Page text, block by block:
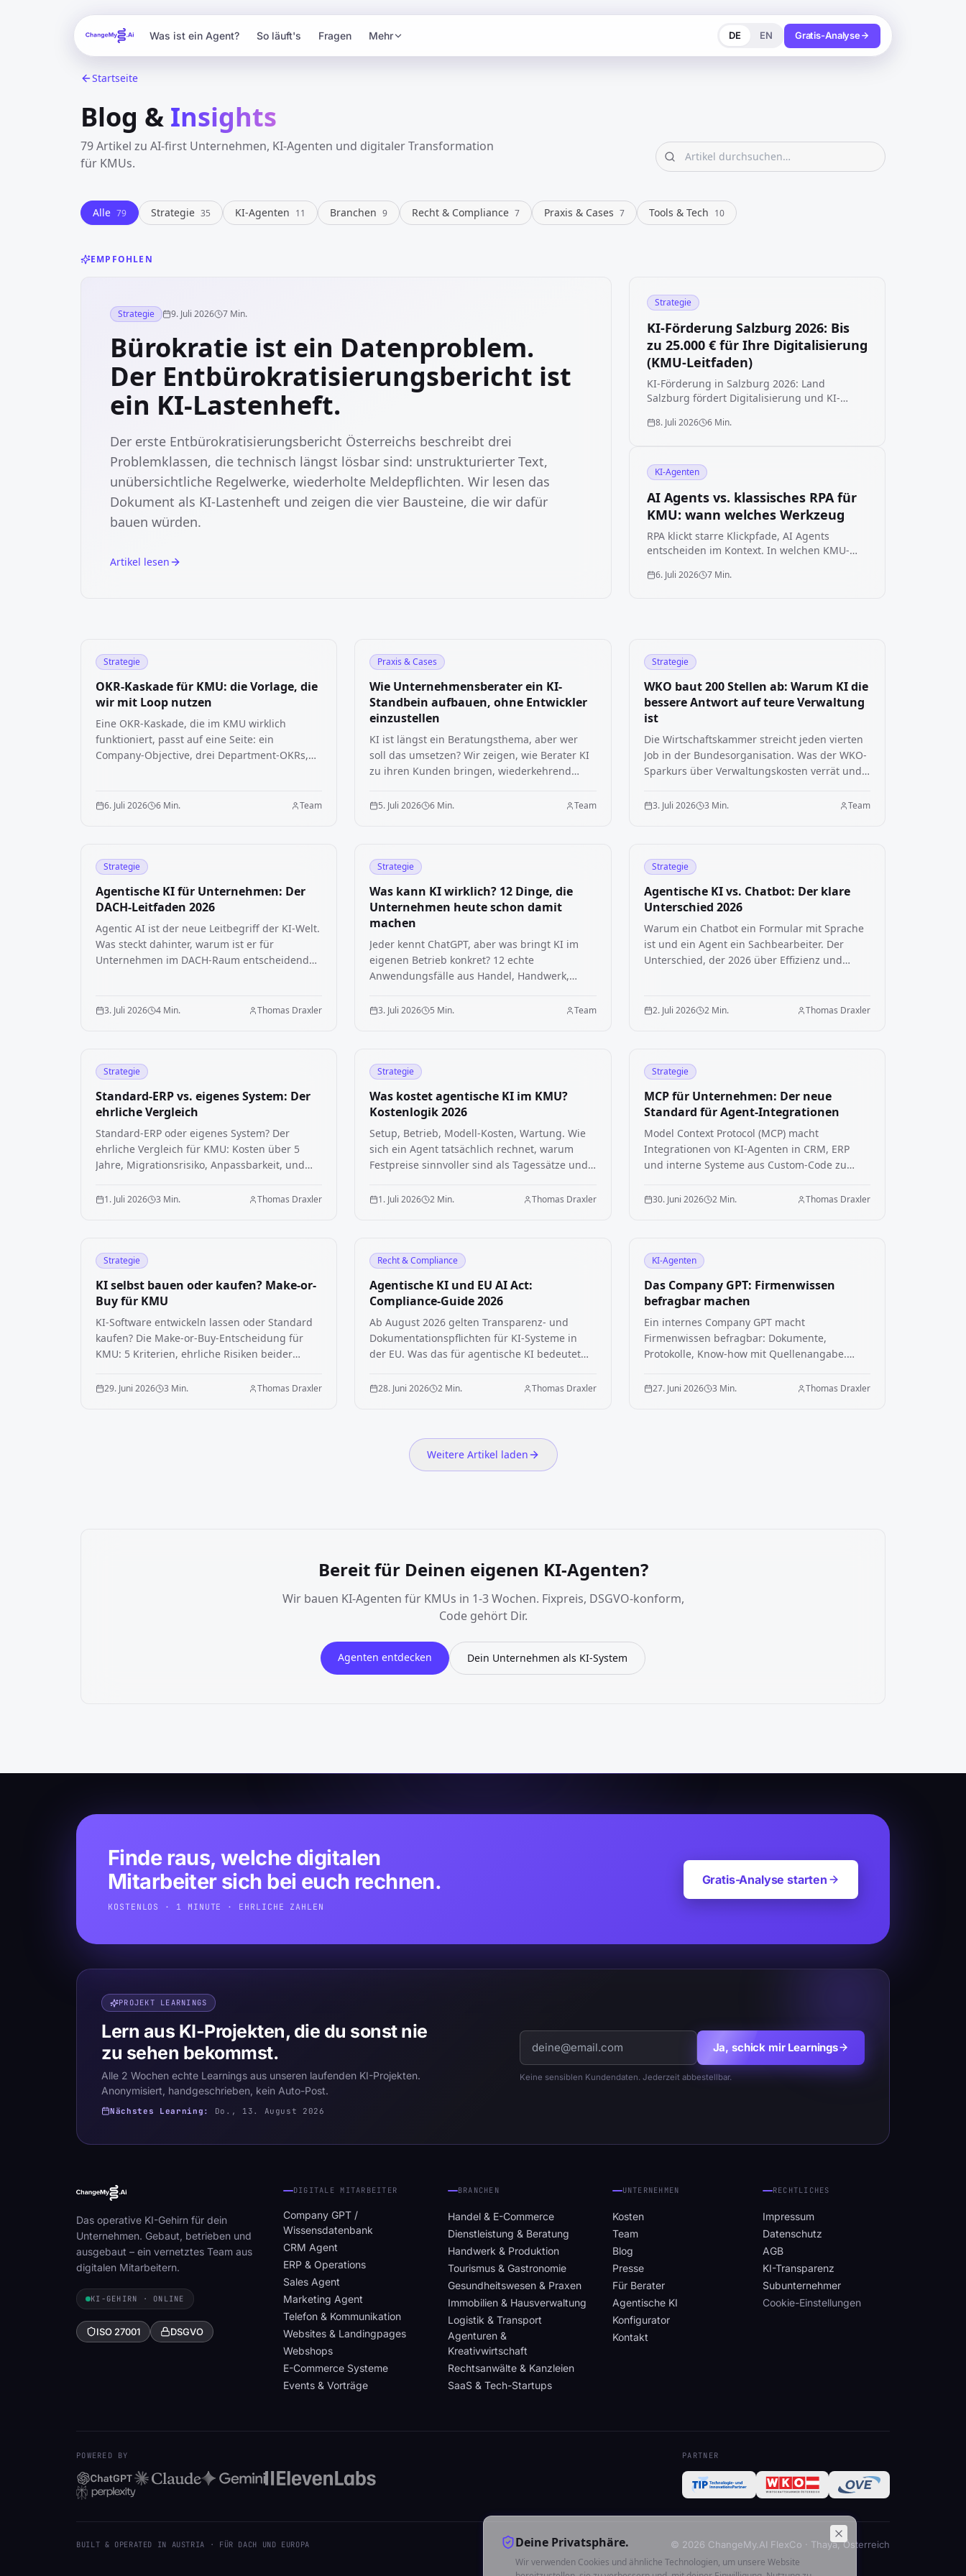
Was ist ein Agent? So läuft's Fragen Mehr DE EN Gratis-Analyse
Startseite
Blog & Insights
79Artikel zu AI-first Unternehmen, KI-Agenten und digitaler Transformation
für KMUs.
Alle 79 Strategie 35 KI-Agenten 11 Branchen 9 Recht & Compliance 7 Praxis & Cases 7 Tools & Tech 10
EMPFOHLEN
Strategie 9. Juli 2026 7 Min.
Bürokratie ist ein Datenproblem.
Der Entbürokratisierungsbericht ist
ein KI-Lastenheft.
Der erste Entbürokratisierungsbericht Österreichs beschreibt drei
Problemklassen, die technisch längst lösbar sind: unstrukturierter Text,
unübersichtliche Regelwerke, wiederholte Meldepflichten. Wir lesen das
Dokument als KI-Lastenheft und zeigen die vier Bausteine, die wir dafür
bauen würden.
Artikel lesen
Strategie
KI-Förderung Salzburg 2026: Bis
zu 25.000 € für Ihre Digitalisierung
(KMU-Leitfaden)
KI-Förderung in Salzburg 2026: Land
Salzburg fördert Digitalisierung und KI-
Arbeitswelt 4.0, Salzburg.Digital und
zu verpassen.
8. Juli 2026 6 Min.
KI-Agenten
AI Agents vs. klassisches RPA für
KMU: wann welches Werkzeug
RPA klickt starre Klickpfade, AI Agents
entscheiden im Kontext. In welchen KMU-
die Kombination gewinnt und warum die
6. Juli 2026 7 Min.
Strategie
OKR-Kaskade für KMU: die Vorlage, die
wir mit Loop nutzen
Eine OKR-Kaskade, die im KMU wirklich
funktioniert, passt auf eine Seite: ein
Company-Objective, drei Department-OKRs,
Beispiel aus einem 42-Personen-Betrieb.
6. Juli 2026 6 Min. Team
Praxis & Cases
Wie Unternehmensberater ein KI-
Standbein aufbauen, ohne Entwickler
einzustellen
KI ist längst ein Beratungsthema, aber wer
soll das umsetzen? Wir zeigen, wie Berater KI
zu ihren Kunden bringen, wiederkehrend
auslagern, ohne die Kundenbeziehung zu
5. Juli 2026 6 Min. Team
Strategie
WKO baut 200 Stellen ab: Warum KI die
bessere Antwort auf teure Verwaltung
ist
Die Wirtschaftskammer streicht jeden vierten
Job in der Bundesorganisation. Was der WKO-
Sparkurs über Verwaltungskosten verrät und
Know-how zu verlieren.
3. Juli 2026 3 Min. Team
Strategie
Agentische KI für Unternehmen: Der
DACH-Leitfaden 2026
Agentic AI ist der neue Leitbegriff der KI-Welt.
Was steckt dahinter, warum ist er für
Unternehmen im DACH-Raum entscheidend
Beispielen und Kostenlogik.
3. Juli 2026 4 Min. Thomas Draxler
Strategie
Was kann KI wirklich? 12 Dinge, die
Unternehmen heute schon damit
machen
Jeder kennt ChatGPT, aber was bringt KI im
eigenen Betrieb konkret? 12 echte
Anwendungsfälle aus Handel, Handwerk,
Nutzen ehrlich eingeordnet.
3. Juli 2026 5 Min. Team
Strategie
Agentische KI vs. Chatbot: Der klare
Unterschied 2026
Warum ein Chatbot ein Formular mit Sprache
ist und ein Agent ein Sachbearbeiter. Der
Unterschied, der 2026 über Effizienz und
2. Juli 2026 2 Min. Thomas Draxler
Strategie
Standard-ERP vs. eigenes System: Der
ehrliche Vergleich
Standard-ERP oder eigenes System? Der
ehrliche Vergleich für KMU: Kosten über 5
Jahre, Migrationsrisiko, Anpassbarkeit, und
1. Juli 2026 3 Min. Thomas Draxler
Strategie
Was kostet agentische KI im KMU?
Kostenlogik 2026
Setup, Betrieb, Modell-Kosten, Wartung. Wie
sich ein Agent tatsächlich rechnet, warum
Festpreise sinnvoller sind als Tagessätze und
1. Juli 2026 2 Min. Thomas Draxler
Strategie
MCP für Unternehmen: Der neue
Standard für Agent-Integrationen
Model Context Protocol (MCP) macht
Integrationen von KI-Agenten in CRM, ERP
und interne Systeme aus Custom-Code zu
bedeutet und warum es die Adoption
30. Juni 2026 2 Min. Thomas Draxler
Strategie
KI selbst bauen oder kaufen? Make-or-
Buy für KMU
KI-Software entwickeln lassen oder Standard
kaufen? Die Make-or-Buy-Entscheidung für
KMU: 5 Kriterien, ehrliche Risiken beider
29. Juni 2026 3 Min. Thomas Draxler
Recht & Compliance
Agentische KI und EU AI Act:
Compliance-Guide 2026
Ab August 2026 gelten Transparenz- und
Dokumentationspflichten für KI-Systeme in
der EU. Was das für agentische KI bedeutet
compliant werden.
28. Juni 2026 2 Min. Thomas Draxler
KI-Agenten
Das Company GPT: Firmenwissen
befragbar machen
Ein internes Company GPT macht
Firmenwissen befragbar: Dokumente,
Protokolle, Know-how mit Quellenangabe.
27. Juni 2026 3 Min. Thomas Draxler
Weitere Artikel laden
Bereit für Deinen eigenen KI-Agenten?
Wir bauen KI-Agenten für KMUs in 1-3 Wochen. Fixpreis, DSGVO-konform,
Code gehört Dir.
Agenten entdecken Dein Unternehmen als KI-System
Finde raus, welche digitalen
Mitarbeiter sich bei euch rechnen.
KOSTENLOS · 1 MINUTE · EHRLICHE ZAHLEN
Gratis-Analyse starten
PROJEKT LEARNINGS
Lern aus KI-Projekten, die du sonst nie
zu sehen bekommst.
Alle 2 Wochen echte Learnings aus unseren laufenden KI-Projekten.
Anonymisiert, handgeschrieben, kein Auto-Post.
Nächstes Learning: Do., 13. August 2026
Ja, schick mir Learnings
Keine sensiblen Kundendaten. Jederzeit abbestellbar.
Das operative KI-Gehirn für dein
Unternehmen. Gebaut, betrieben und
ausgebaut – ein vernetztes Team aus
digitalen Mitarbeitern.
KI-GEHIRN · ONLINE
ISO 27001 DSGVO
DIGITALE MITARBEITER
Company GPT /
Wissensdatenbank
CRM Agent
ERP & Operations
Sales Agent
Marketing Agent
Telefon & Kommunikation
Websites & Landingpages
Webshops
E-Commerce Systeme
Events & Vorträge
BRANCHEN
Handel & E-Commerce
Dienstleistung & Beratung
Handwerk & Produktion
Tourismus & Gastronomie
Gesundheitswesen & Praxen
Immobilien & Hausverwaltung
Logistik & Transport
Agenturen &
Kreativwirtschaft
Rechtsanwälte & Kanzleien
SaaS & Tech-Startups
UNTERNEHMEN
Kosten
Team
Blog
Presse
Für Berater
Agentische KI
Konfigurator
Kontakt
RECHTLICHES
Impressum
Datenschutz
AGB
KI-Transparenz
Subunternehmer
Cookie-Einstellungen
POWERED BY PARTNER
BUILT & OPERATED IN AUSTRIA · FÜR DACH UND EUROPA © 2026 ChangeMy.AI FlexCo · Thaya, Österreich
Deine Privatsphäre.
Wir verwenden Cookies und ähnliche Technologien, um unsere Website